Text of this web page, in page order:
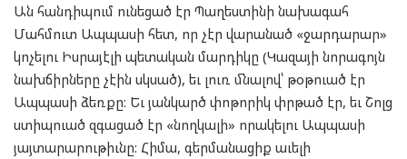
Ան հանդիպում ունեցած էր Պաղեստինի նախագահ
Մահմուտ Ապպասի հետ, որ չէր վարանած «ջարդարար»
կոչելու Իսրայէլի պետական մարդիկը (Կազայի նորագոյն
նախճիրները չէին սկսած), եւ լուռ մնալով՝ թօթուած էր
Ապպասի ձեռքը: Եւ յանկարծ փոթորիկ փրթած էր, եւ Շոլց
ստիպուած զգացած էր «նողկալի» որակելու Ապպասի
յայտարարութիւնը: Հիմա, գերմանացիք աւելի